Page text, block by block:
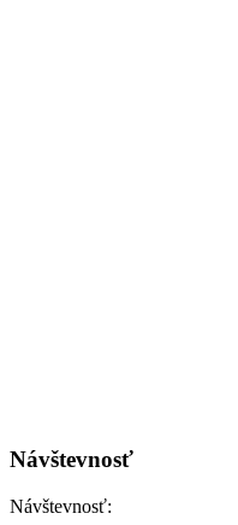
Návštevnosť
Návštevnosť: